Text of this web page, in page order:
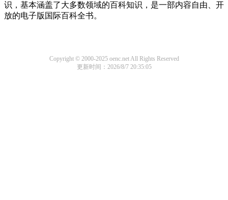
识，基本涵盖了大多数领域的百科知识，是一部内容自由、开
放的电子版国际百科全书。
Copyright © 2000-2025 oenc.net All Rights Reserved
更新时间：2026/8/7 20:35:05